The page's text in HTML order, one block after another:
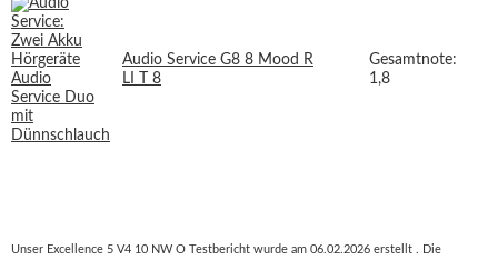
Audio Service G8 8 Mood R
LI T 8
Gesamtnote:
1,8
Unser Excellence 5 V4 10 NW O Testbericht wurde am 06.02.2026 erstellt . Die